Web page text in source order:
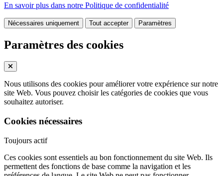
En savoir plus dans notre Politique de confidentialité
Nécessaires uniquement Tout accepter Paramètres
Paramètres des cookies
Nous utilisons des cookies pour améliorer votre expérience sur notre
site Web. Vous pouvez choisir les catégories de cookies que vous
souhaitez autoriser.
Cookies nécessaires
Toujours actif
Ces cookies sont essentiels au bon fonctionnement du site Web. Ils
permettent des fonctions de base comme la navigation et les